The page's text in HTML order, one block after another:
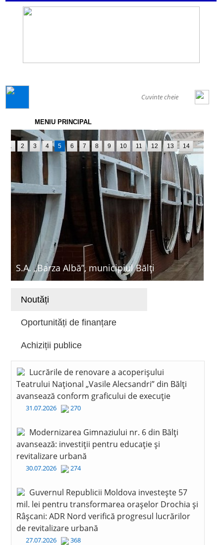
MENIU PRINCIPAL
S.A. „Barza Albă”, municipiul Bălți
1 2 3 4 5 6 7 8 9 10 11 12 13 14
Noutăți
Oportunități de finanțare
Achiziții publice
Lucrările de renovare a acoperișului
Teatrului Național „Vasile Alecsandri” din Bălți
avansează conform graficului de execuție
31.07.2026 270
Modernizarea Gimnaziului nr. 6 din Bălți
avansează: investiții pentru educație și
revitalizare urbană
30.07.2026 274
Guvernul Republicii Moldova investește 57
mil. lei pentru transformarea orașelor Drochia și
Râșcani: ADR Nord verifică progresul lucrărilor
de revitalizare urbană
27.07.2026 368